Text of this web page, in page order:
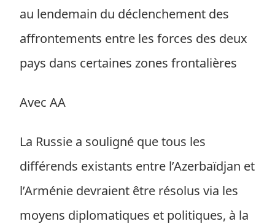
au lendemain du déclenchement des
affrontements entre les forces des deux
pays dans certaines zones frontalières
Avec AA
La Russie a souligné que tous les
différends existants entre l’Azerbaïdjan et
l’Arménie devraient être résolus via les
moyens diplomatiques et politiques, à la